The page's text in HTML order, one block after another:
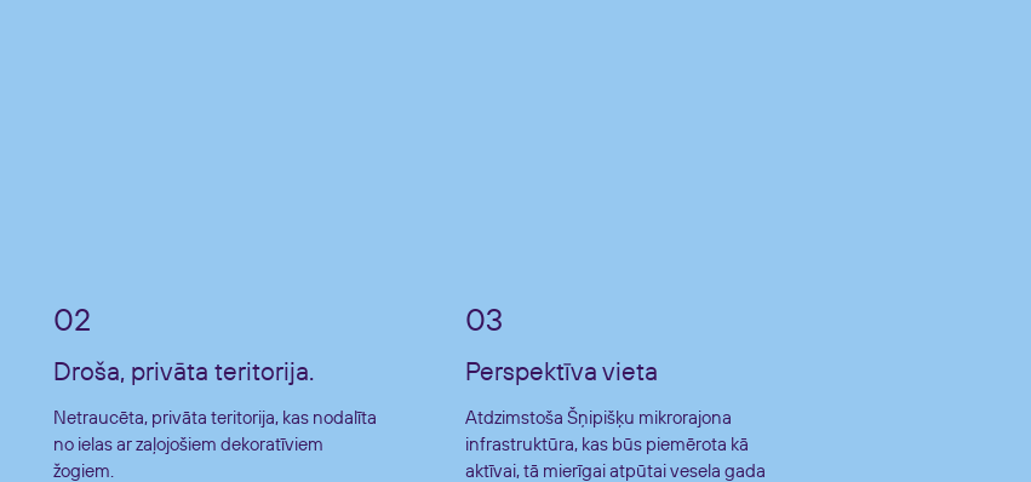
Droša, privāta teritorija.
Netraucēta, privāta teritorija, kas nodalīta
no ielas ar zaļojošiem dekoratīviem
žogiem.
Perspektīva vieta
Atdzimstoša Šņipišķu mikrorajona
infrastruktūra, kas būs piemērota kā
aktīvai, tā mierīgai atpūtai vesela gada